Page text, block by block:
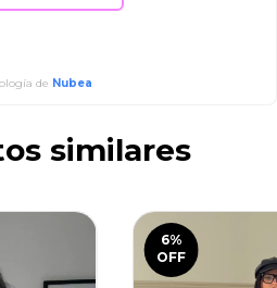
de Nubea
similares
6%
OFF